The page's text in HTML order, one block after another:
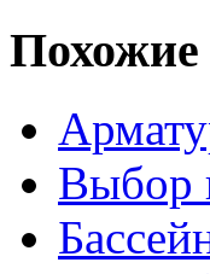
Похожие
Выбор